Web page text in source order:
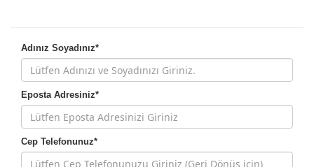
Adınız Soyadınız*
Eposta Adresiniz*
Cep Telefonunuz*